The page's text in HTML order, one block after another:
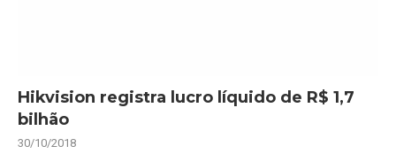
Hikvision registra lucro líquido de R$ 1,7
bilhão
30/10/2018